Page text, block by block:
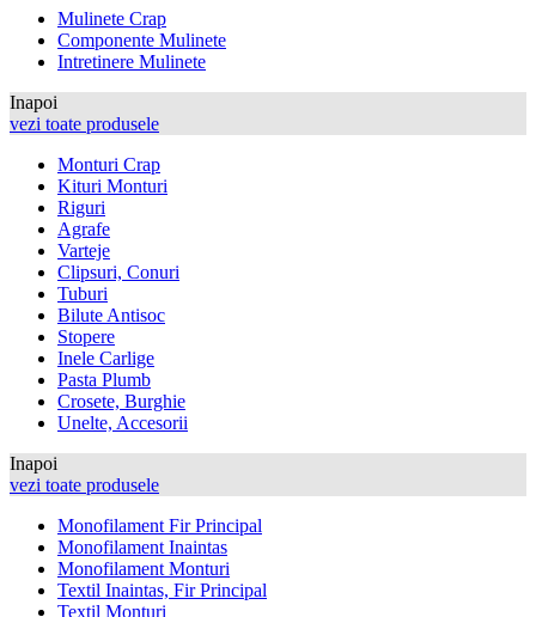
Mulinete Crap
Componente Mulinete
Intretinere Mulinete
Inapoi
vezi toate produsele
Monturi Crap
Kituri Monturi
Riguri
Agrafe
Varteje
Clipsuri, Conuri
Tuburi
Bilute Antisoc
Stopere
Inele Carlige
Pasta Plumb
Crosete, Burghie
Unelte, Accesorii
Inapoi
vezi toate produsele
Monofilament Fir Principal
Monofilament Inaintas
Monofilament Monturi
Textil Inaintas, Fir Principal
Textil Monturi